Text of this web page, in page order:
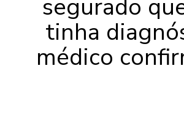
segurado
tinha
médico